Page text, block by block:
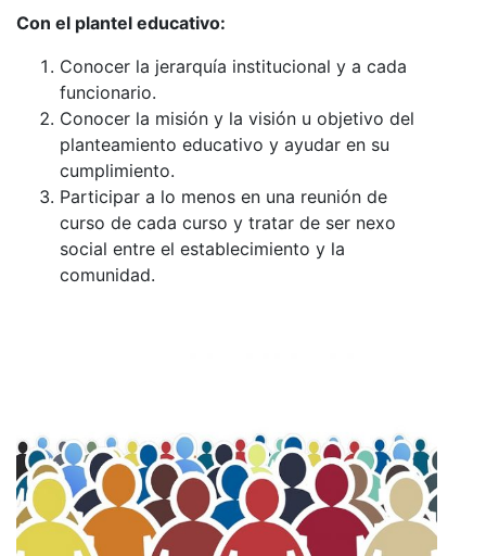
Con el plantel educativo:
Conocer la jerarquía institucional y a cada
funcionario.
Conocer la misión y la visión u objetivo del
planteamiento educativo y ayudar en su
cumplimiento.
Participar a lo menos en una reunión de
curso de cada curso y tratar de ser nexo
social entre el establecimiento y la
comunidad.